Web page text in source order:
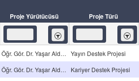
Proje Yürütücüsü Proje Türü
İçeren İçeren
Öğr. Gör. Dr. Yaşar Aldırmaz Yayın Destek Projesi
Öğr. Gör. Dr. Yaşar Aldırmaz Kariyer Destek Projesi